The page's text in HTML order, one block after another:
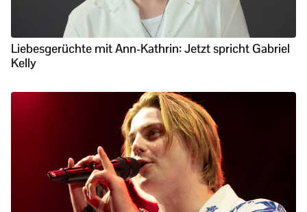
Liebesgerüchte mit Ann-Kathrin: Jetzt spricht Gabriel
Kelly